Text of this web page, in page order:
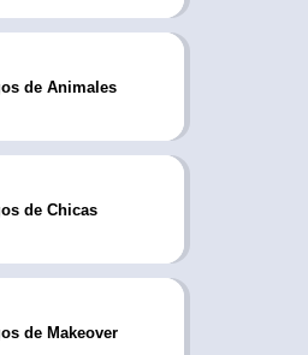
de Animales
de Chicas
de Makeover